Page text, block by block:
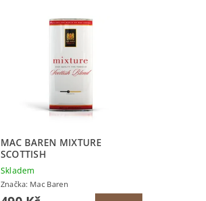
MAC BAREN MIXTURE
SCOTTISH
Skladem
Značka: Mac Baren